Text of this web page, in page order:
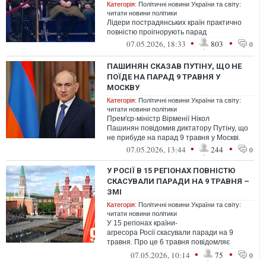
Категорія: Політичні новини України та світу:
читати новини політики
Лідери пострадянських країн практично
повністю проігнорують парад
07.05.2026, 18:33 • 803 • 0
ПАШИНЯН СКАЗАВ ПУТІНУ, ЩО НЕ
ПОЇДЕ НА ПАРАД 9 ТРАВНЯ У
МОСКВУ
Категорія: Політичні новини України та світу:
читати новини політики
Прем'єр-міністр Вірменії Нікол
Пашинян повідомив диктатору Путіну, що
не прибуде на парад 9 травня у Москві.
07.05.2026, 13:44 • 244 • 0
У РОСІЇ В 15 РЕГІОНАХ ПОВНІСТЮ
СКАСУВАЛИ ПАРАДИ НА 9 ТРАВНЯ –
ЗМІ
Категорія: Політичні новини України та світу:
читати новини політики
У 15 регіонах країни-
агресора Росії скасували паради на 9
травня. Про це 6 травня повідомляє
видання Astra з посиланням на власний
07.05.2026, 10:14 • 75 • 0